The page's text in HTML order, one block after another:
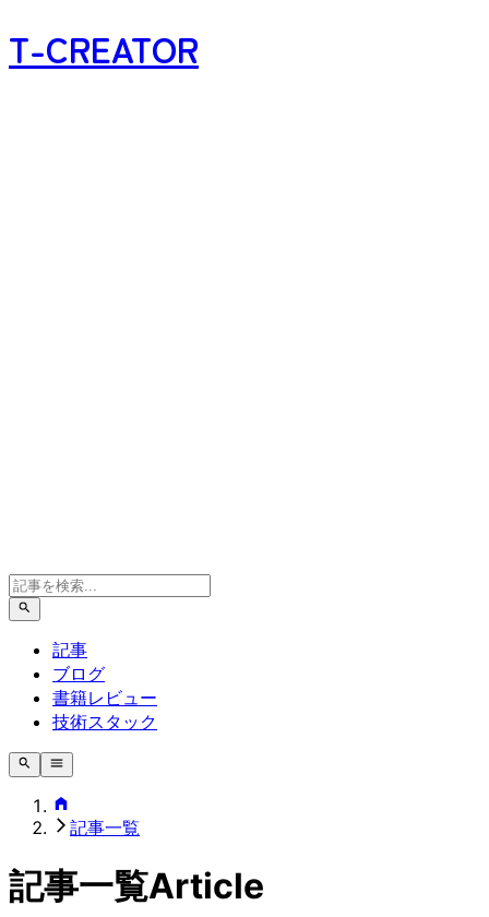
T-CREATOR
記事
ブログ
書籍レビュー
技術スタック
記事一覧
記事一覧Article